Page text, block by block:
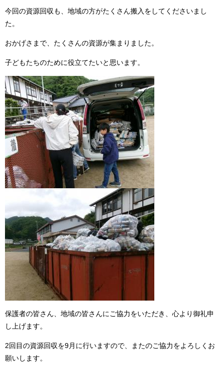
今回の資源回収も、地域の方がたくさん搬入をしてくださいまし
た。
おかげさまで、たくさんの資源が集まりました。
子どもたちのために役立てたいと思います。
保護者の皆さん、地域の皆さんにご協力をいただき、心より御礼申
し上げます。
2回目の資源回収を9月に行いますので、またのご協力をよろしくお
願いします。